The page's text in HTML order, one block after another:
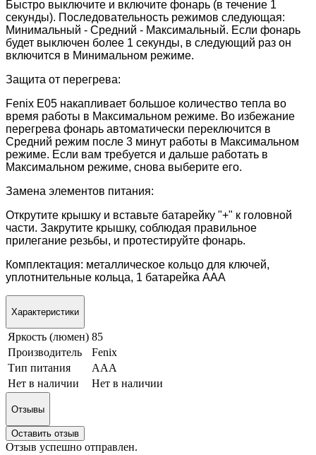
Быстро выключите и включите фонарь (в течение 1
секунды). Последовательность режимов следующая:
Минимальный - Средний - Максимальный. Если фонарь
будет выключен более 1 секунды, в следующий раз он
включится в Минимальном режиме.
Защита от перегрева:
Fenix E05 накапливает большое количество тепла во
время работы в Максимальном режиме. Во избежание
перегрева фонарь автоматически переключится в
Средний режим после 3 минут работы в Максимальном
режиме. Если вам требуется и дальше работать в
Максимальном режиме, снова выберите его.
Замена элементов питания:
Открутите крышку и вставьте батарейку "+" к головной
части. Закрутите крышку, соблюдая правильное
прилегание резьбы, и протестируйте фонарь.
Комплектация: металлическое кольцо для ключей,
уплотнительные кольца, 1 батарейка ААА
Характеристики
Яркость (люмен) 85
Производитель
Fenix
Тип питания
ААА
Нет в наличии
Нет в наличии
Отзывы
Оставить отзыв
Отзыв успешно отправлен.